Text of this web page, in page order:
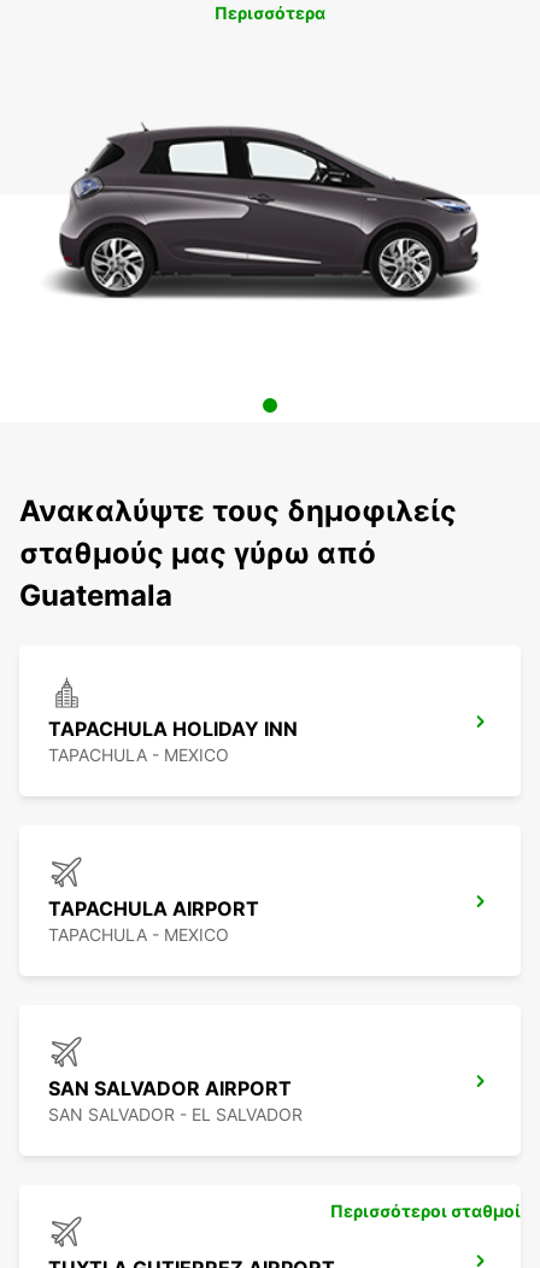
Περισσότερα
Ανακαλύψτε τους δημοφιλείς
σταθμούς μας γύρω από
Guatemala
TAPACHULA HOLIDAY INN
TAPACHULA - MEXICO
TAPACHULA AIRPORT
TAPACHULA - MEXICO
SAN SALVADOR AIRPORT
SAN SALVADOR - EL SALVADOR
Περισσότεροι σταθμοί